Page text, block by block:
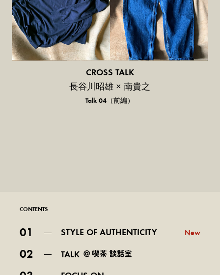
CROSS TALK
長谷川昭雄 × 南貴之
Talk 04（前編）
CONTENTS
01 STYLE OF AUTHENTICITY New
02 TALK